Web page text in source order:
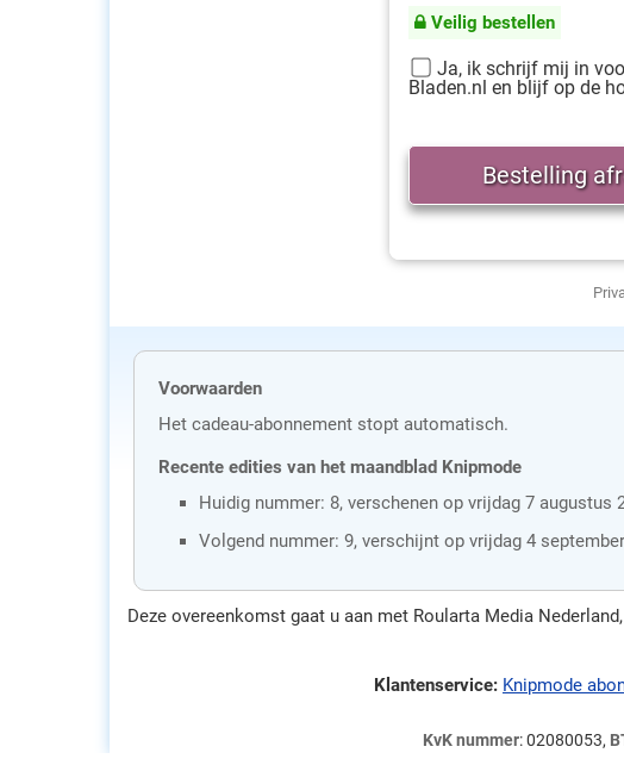
Veilig bestellen
Ja, ik schrijf mij in
Bladen.nl en blijf op de
Voorwaarden
Het cadeau-abonnement stopt automatisch.
Recente edities van het maandblad Knipmode
Huidig nummer: 8, verschenen op vrijdag 7 augustus
Volgend nummer: 9, verschijnt op vrijdag 4
Deze overeenkomst gaat u aan met Roularta Media
Klantenservice: Knipmode
KvK nummer: 02080053,